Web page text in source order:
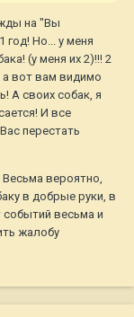
на "Вы
год! Но... у меня
(у меня их 2)!!! 2
вот вам видимо
А своих собак, я
И все
перестать
вероятно,
в добрые руки, в
событий весьма и
жалобу